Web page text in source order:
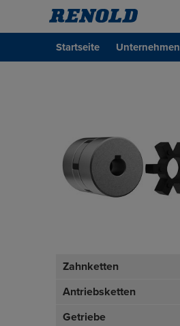
Startseite Unternehmen
Zahnketten
Antriebsketten
Getriebe